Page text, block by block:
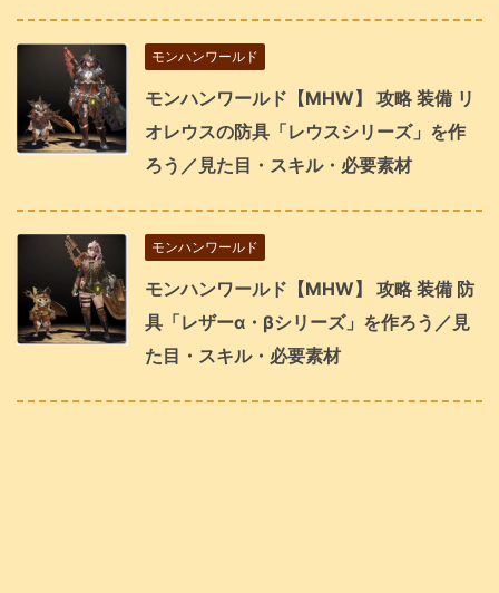
モンハンワールド
モンハンワールド【MHW】 攻略 装備 リ
オレウスの防具「レウスシリーズ」を作
ろう／見た目・スキル・必要素材
モンハンワールド
モンハンワールド【MHW】 攻略 装備 防
具「レザーα・βシリーズ」を作ろう／見
た目・スキル・必要素材